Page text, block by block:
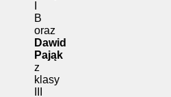
B
oraz
Dawid
Pająk
z
klasy